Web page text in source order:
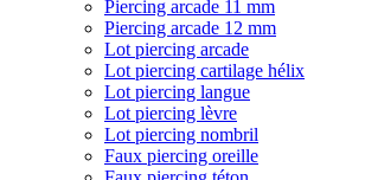
Piercing arcade 11 mm
Piercing arcade 12 mm
Lot piercing arcade
Lot piercing cartilage hélix
Lot piercing langue
Lot piercing lèvre
Lot piercing nombril
Faux piercing oreille